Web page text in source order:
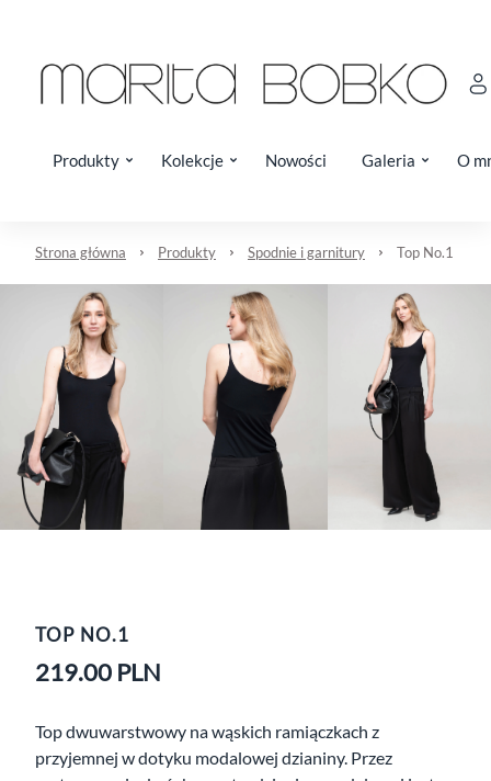
Produkty Kolekcje Nowości Galeria O
Strona główna Produkty Spodnie i garnitury Top No.1
TOP NO.1
219.00 PLN
Top dwuwarstwowy na wąskich ramiączkach z
przyjemnej w dotyku modalowej dzianiny. Przez